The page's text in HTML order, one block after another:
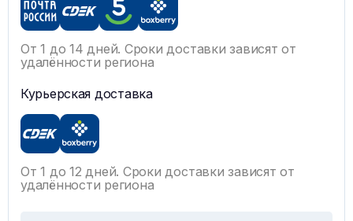
От 1 до 14 дней. Сроки доставки зависят от
удалённости региона
Курьерская доставка
От 1 до 12 дней. Сроки доставки зависят от
удалённости региона